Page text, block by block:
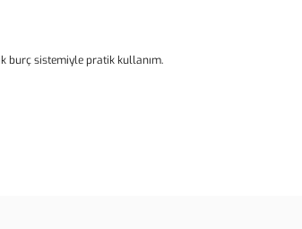
burç sistemiyle pratik kullanım.